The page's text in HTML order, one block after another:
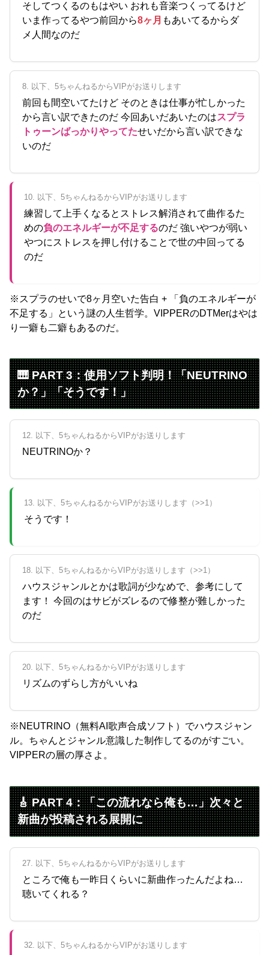
そしてつくるのもはやい おれも音楽つくってるけど
いま作ってるやつ前回から8ヶ月 もあいてるからダ
メ人間なのだ
8. 以下、5ちゃんねるからVIPがお送りします
前回も間空いてたけど そのときは仕事が忙しかった
から言い訳できたのだ 今回あいだあいたのはスプラ
トゥーンばっかりやってたせいだから言い訳できな
いのだ
10. 以下、5ちゃんねるからVIPがお送りします
練習して上手くなるとストレス解消されて曲作るた
めの負のエネルギーが不足するのだ 強いやつが弱い
やつにストレスを押し付けることで世の中回ってる
のだ
※スプラのせいで8ヶ月空いた告白 + 「負のエネルギーが
不足する」という謎の人生哲学。VIPPERのDTMerはやは
り一癖も二癖もあるのだ。
🎹 PART 3：使用ソフト判明！「NEUTRINO
か？」「そうです！」
12. 以下、5ちゃんねるからVIPがお送りします
NEUTRINOか？
13. 以下、5ちゃんねるからVIPがお送りします（>>1）
そうです！
18. 以下、5ちゃんねるからVIPがお送りします（>>1）
ハウスジャンルとかは歌詞が少なめで、参考にして
ます！ 今回のはサビがズレるので修整が難しかった
のだ
20. 以下、5ちゃんねるからVIPがお送りします
リズムのずらし方がいいね
※NEUTRINO（無料AI歌声合成ソフト）でハウスジャン
ル。ちゃんとジャンル意識した制作してるのがすごい。
VIPPERの層の厚さよ。
🎸 PART 4：「この流れなら俺も…」次々と
新曲が投稿される展開に
27. 以下、5ちゃんねるからVIPがお送りします
ところで俺も一昨日くらいに新曲作ったんだよね…
聴いてくれる？
32. 以下、5ちゃんねるからVIPがお送りします